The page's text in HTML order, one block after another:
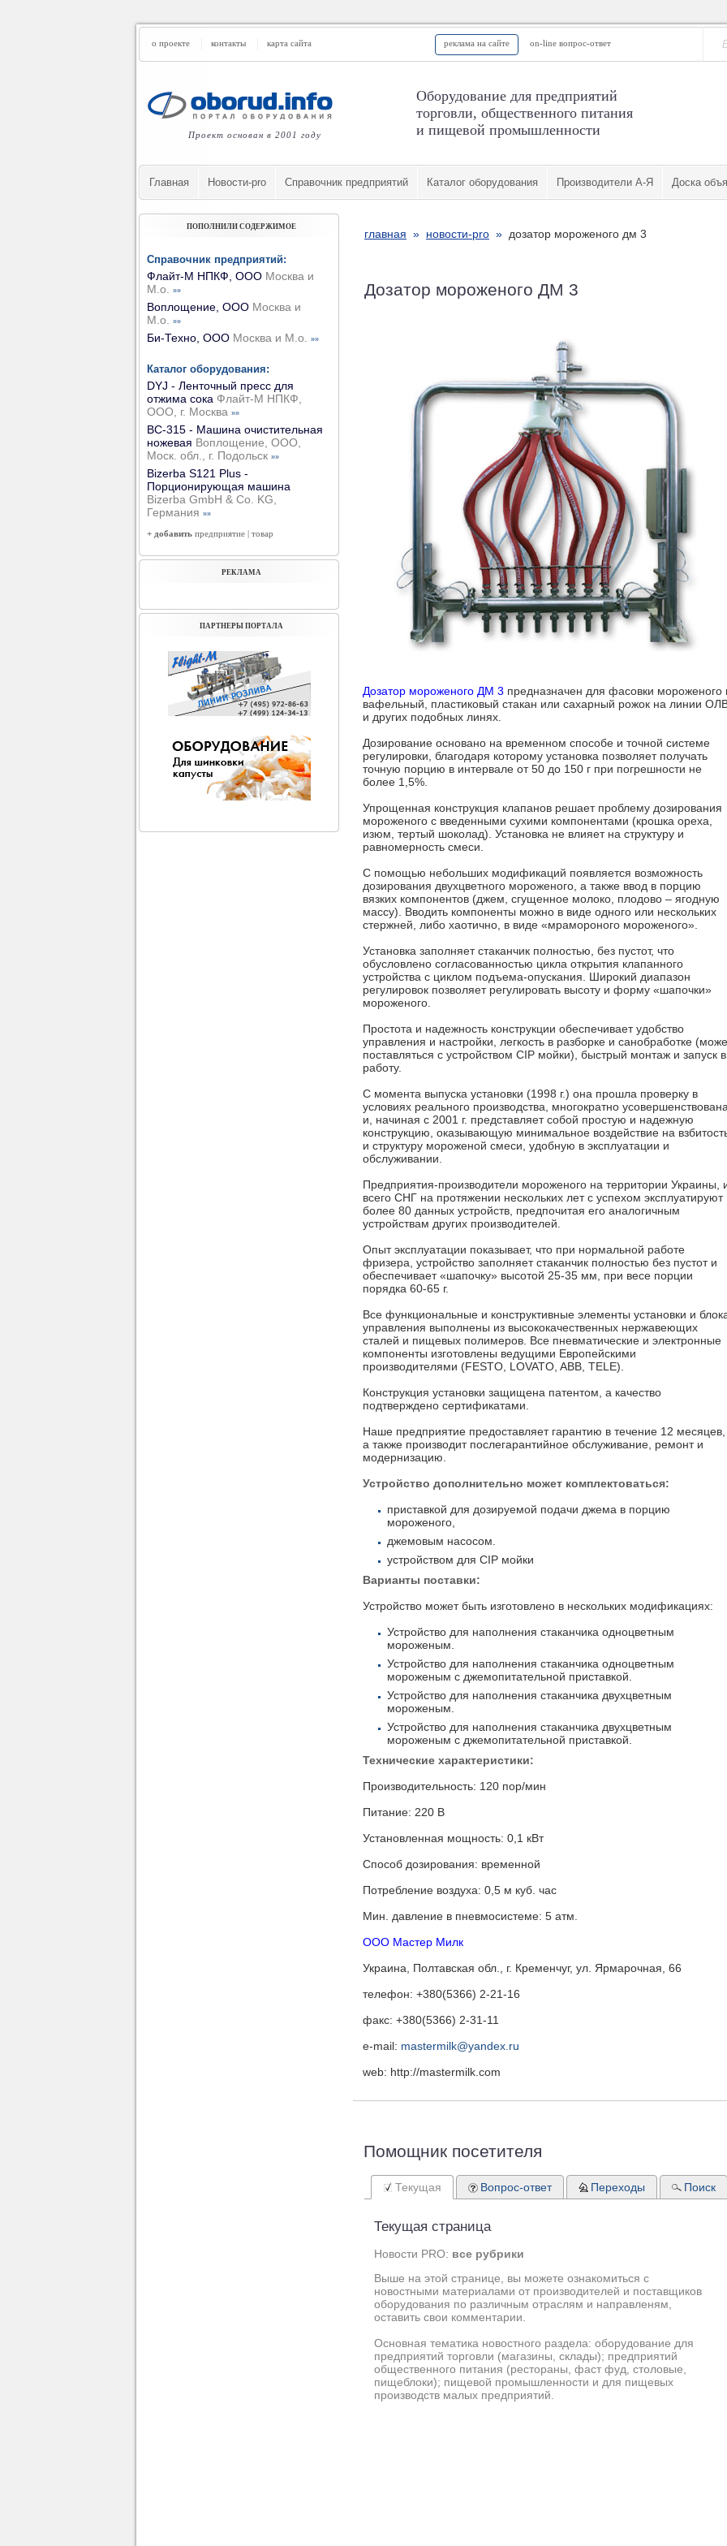
о проекте контакты карта сайта реклама на сайте on-line вопрос-ответ
Проект основан в 2001 году
Оборудование для предприятий
торговли, общественного питания
и пищевой промышленности
Главная Новости-pro Cправочник предприятий Каталог оборудования Производители А-Я Доска
главная » новости-pro » дозатор мороженого дм 3
Дозатор мороженого ДМ 3
Дозатор мороженого ДМ 3 предназначен для фасовки мороженого
вафельный, пластиковый стакан или сахарный рожок на линии
и других подобных линях.
Дозирование основано на временном способе и точной системе
регулировки, благодаря которому установка позволяет получать
точную порцию в интервале от 50 до 150 г при погрешности не
более 1,5%.
Упрощенная конструкция клапанов решает проблему дозирования
мороженого с введенными сухими компонентами (крошка ореха,
изюм, тертый шоколад). Установка не влияет на структуру и
равномерность смеси.
С помощью небольших модификаций появляется возможность
дозирования двухцветного мороженого, а также ввод в порцию
вязких компонентов (джем, сгущенное молоко, плодово – ягодную
массу). Вводить компоненты можно в виде одного или нескольких
стержней, либо хаотично, в виде «мрамороного мороженого».
Установка заполняет стаканчик полностью, без пустот, что
обусловлено согласованностью цикла открытия клапанного
устройства с циклом подъема-опускания. Широкий диапазон
регулировок позволяет регулировать высоту и форму «шапочки»
мороженого.
Простота и надежность конструкции обеспечивает удобство
управления и настройки, легкость в разборке и санобработке
поставляться с устройством CIP мойки), быстрый монтаж и запуск в
работу.
С момента выпуска установки (1998 г.) она прошла проверку в
условиях реального производства, многократно
и, начиная с 2001 г. представляет собой простую и надежную
конструкцию, оказывающую минимальное воздействие на
и структуру мороженой смеси, удобную в эксплуатации и
обслуживании.
Предприятия-производители мороженого на территории Украины,
всего СНГ на протяжении нескольких лет с успехом эксплуатируют
более 80 данных устройств, предпочитая его аналогичным
устройствам других производителей.
Опыт эксплуатации показывает, что при нормальной работе
фризера, устройство заполняет стаканчик полностью без пустот и
обеспечивает «шапочку» высотой 25-35 мм, при весе порции
порядка 60-65 г.
Все функциональные и конструктивные элементы установки и
управления выполнены из высококачественных нержавеющих
сталей и пищевых полимеров. Все пневматические и электронные
компоненты изготовлены ведущими Европейскими
производителями (FESTO, LOVATO, ABB, TELE).
Конструкция установки защищена патентом, а качество
подтверждено сертификатами.
Наше предприятие предоставляет гарантию в течение 12 месяцев,
а также производит послегарантийное обслуживание, ремонт и
модернизацию.
Устройство дополнительно может комплектоваться:
приставкой для дозируемой подачи джема в порцию
мороженого,
джемовым насосом.
устройством для CIP мойки
Варианты поставки:
Устройство может быть изготовлено в нескольких модификациях:
Устройство для наполнения стаканчика одноцветным
мороженым.
Устройство для наполнения стаканчика одноцветным
мороженым с джемопитательной приставкой.
Устройство для наполнения стаканчика двухцветным
мороженым.
Устройство для наполнения стаканчика двухцветным
мороженым с джемопитательной приставкой.
Технические характеристики:
Производительность: 120 пор/мин
Питание: 220 В
Установленная мощность: 0,1 кВт
Способ дозирования: временной
Потребление воздуха: 0,5 м куб. час
Мин. давление в пневмосистеме: 5 атм.
ООО Мастер Милк
Украина, Полтавская обл., г. Кременчуг, ул. Ярмарочная, 66
телефон: +380(5366) 2-21-16
факс: +380(5366) 2-31-11
e-mail: mastermilk@yandex.ru
web: http://mastermilk.com
Помощник посетителя
Текущая
Текущая страница
Новости PRO: все рубрики
Выше на этой странице, вы можете ознакомиться с
новостными материалами от производителей и поставщиков
оборудования по различным отраслям и направленям,
оставить свои комментарии.
Основная тематика новостного раздела: оборудование для
предприятий торговли (магазины, склады); предприятий
общественного питания (рестораны, фаст фуд, столовые,
пищеблоки); пищевой промышленности и для пищевых
производств малых предприятий.
Вопрос-ответ Переходы Поиск
ПОПОЛНИЛИ СОДЕРЖИМОЕ
Справочник предприятий:
Флайт-М НПКФ, ООО Москва и
М.о.
»»
Воплощение, ООО Москва и
М.о.
»»
Би-Техно, ООО Москва и М.о. »»
Каталог оборудования:
DYJ - Ленточный пресс для
отжима сока Флайт-М НПКФ,
ООО, г. Москва »»
ВС-315 - Машина очистительная
ножевая Воплощение, ООО,
Моск. обл., г. Подольск »»
Bizerba S121 Plus -
Порционирующая машина
Bizerba GmbH & Co. KG,
Германия »»
+ добавить предприятие | товар
РЕКЛАМА
ПАРТНЕРЫ ПОРТАЛА